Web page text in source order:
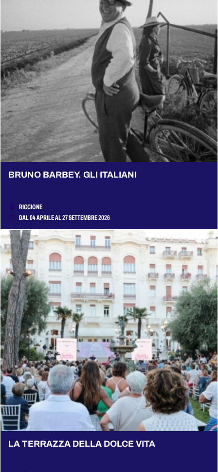
BRUNO BARBEY. GLI ITALIANI
RICCIONE
DAL 04 APRILE AL 27 SETTEMBRE 2026
LA TERRAZZA DELLA DOLCE VITA